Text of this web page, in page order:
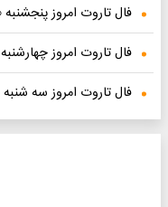
فال تاروت امروز پنجشنبه 10 آبان 1403 (فال سرنوشت)
فال تاروت امروز چهارشنبه 9 آبان 1403 (فال فرخنده)
فال تاروت امروز سه شنبه 8 آبان 1403 (روز موفقیت)